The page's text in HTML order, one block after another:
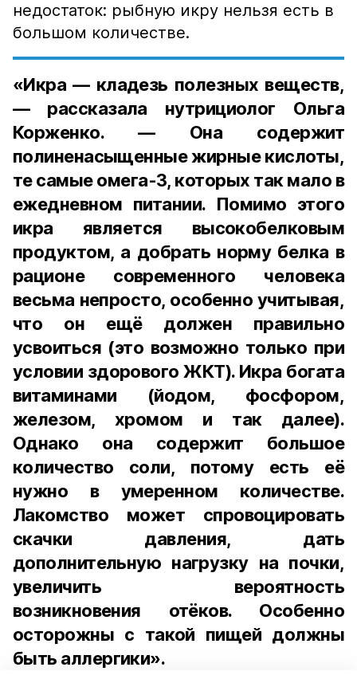
недостаток: рыбную икру нельзя есть в
большом количестве.
«Икра — кладезь полезных веществ,
— рассказала нутрициолог Ольга
Корженко. — Она содержит
полиненасыщенные жирные кислоты,
те самые омега-3, которых так мало в
ежедневном питании. Помимо этого
икра является высокобелковым
продуктом, а добрать норму белка в
рационе современного человека
весьма непросто, особенно учитывая,
что он ещё должен правильно
усвоиться (это возможно только при
условии здорового ЖКТ). Икра богата
витаминами (йодом, фосфором,
железом, хромом и так далее).
Однако она содержит большое
количество соли, потому есть её
нужно в умеренном количестве.
Лакомство может спровоцировать
скачки давления, дать
дополнительную нагрузку на почки,
увеличить вероятность
возникновения отёков. Особенно
осторожны с такой пищей должны
быть аллергики».